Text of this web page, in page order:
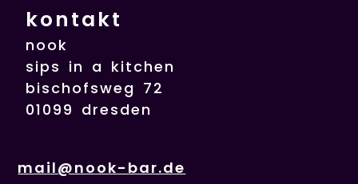
kontakt
nook
sips in a kitchen
bischofsweg 72
01099 dresden
mail@nook-bar.de